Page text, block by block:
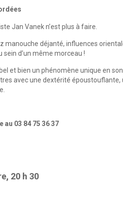
Jan Vanek n’est plus à faire.
manouche déjanté, influences
d’un même morceau !
et bien un phénomène unique en
avec une dextérité
au 03 84 75 36 37
20 h 30